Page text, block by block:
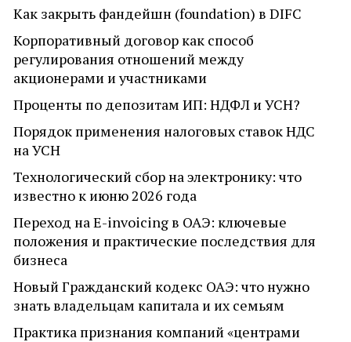
Как закрыть фандейшн (foundation) в DIFC
Корпоративный договор как способ
регулирования отношений между
акционерами и участниками
Проценты по депозитам ИП: НДФЛ и УСН?
Порядок применения налоговых ставок НДС
на УСН
Технологический сбор на электронику: что
известно к июню 2026 года
Переход на E-invoicing в ОАЭ: ключевые
положения и практические последствия для
бизнеса
Новый Гражданский кодекс ОАЭ: что нужно
знать владельцам капитала и их семьям
Практика признания компаний «центрами